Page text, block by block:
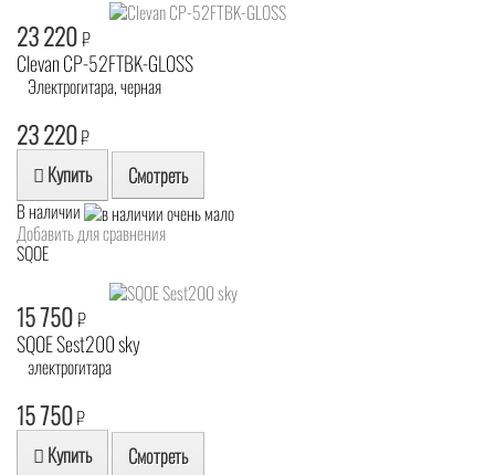
23 220₽
Clevan CP-52FTBK-GLOSS
Электрогитара, черная
23 220₽
Купить Смотреть
В наличии
Добавить для сравнения
SQOE
15 750₽
SQOE Sest200 sky
электрогитара
15 750₽
Купить Смотреть